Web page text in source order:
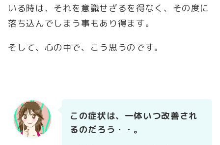
いる時は、それを意識せざるを得なく、その度に
落ち込んでしまう事もあり得ます。
そして、心の中で、こう思うのです。
この症状は、一体いつ改善され
るのだろう・・。